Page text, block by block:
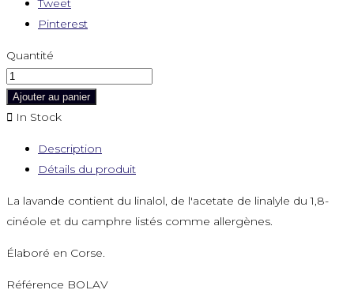
Tweet
Pinterest
Quantité
Ajouter au panier
 In Stock
Description
Détails du produit
La lavande contient du linalol, de l'acetate de linalyle du 1,8-
cinéole et du camphre listés comme allergènes.
Élaboré en Corse.
Référence BOLAV